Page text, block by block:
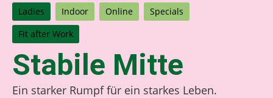
Ladies Indoor Online Specials
Fit after Work
Stabile Mitte
Ein starker Rumpf für ein starkes Leben.